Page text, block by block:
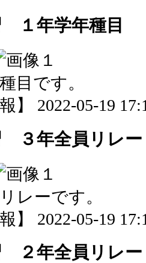
１年学年種目
目です。
】 2022-05-19
３年全員リレー
レーです。
】 2022-05-19
２年全員リレー